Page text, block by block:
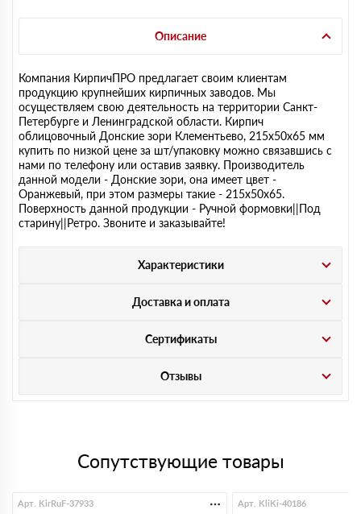
Описание
Компания КирпичПРО предлагает своим клиентам
продукцию крупнейших кирпичных заводов. Мы
осуществляем свою деятельность на территории Санкт-
Петербурге и Ленинградской области. Кирпич
облицовочный Донские зори Клементьево, 215х50х65 мм
купить по низкой цене за шт/упаковку можно связавшись с
нами по телефону или оставив заявку. Производитель
данной модели - Донские зори, она имеет цвет -
Оранжевый, при этом размеры такие - 215х50х65.
Поверхность данной продукции - Ручной формовки||Под
старину||Ретро. Звоните и заказывайте!
Характеристики
Доставка и оплата
Сертификаты
Отзывы
Сопутствующие товары
Арт. KirRuF-37933 Арт. KliKi-40186